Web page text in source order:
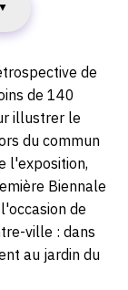
▼
de
de 140
illustrer le
du commun
l'exposition,
Biennale
de
ville : dans
au jardin du